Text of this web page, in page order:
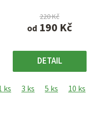
hvězdiček.
od 190 Kč
220 Kč
DETAIL
ks 3 ks 5 ks 10 ks